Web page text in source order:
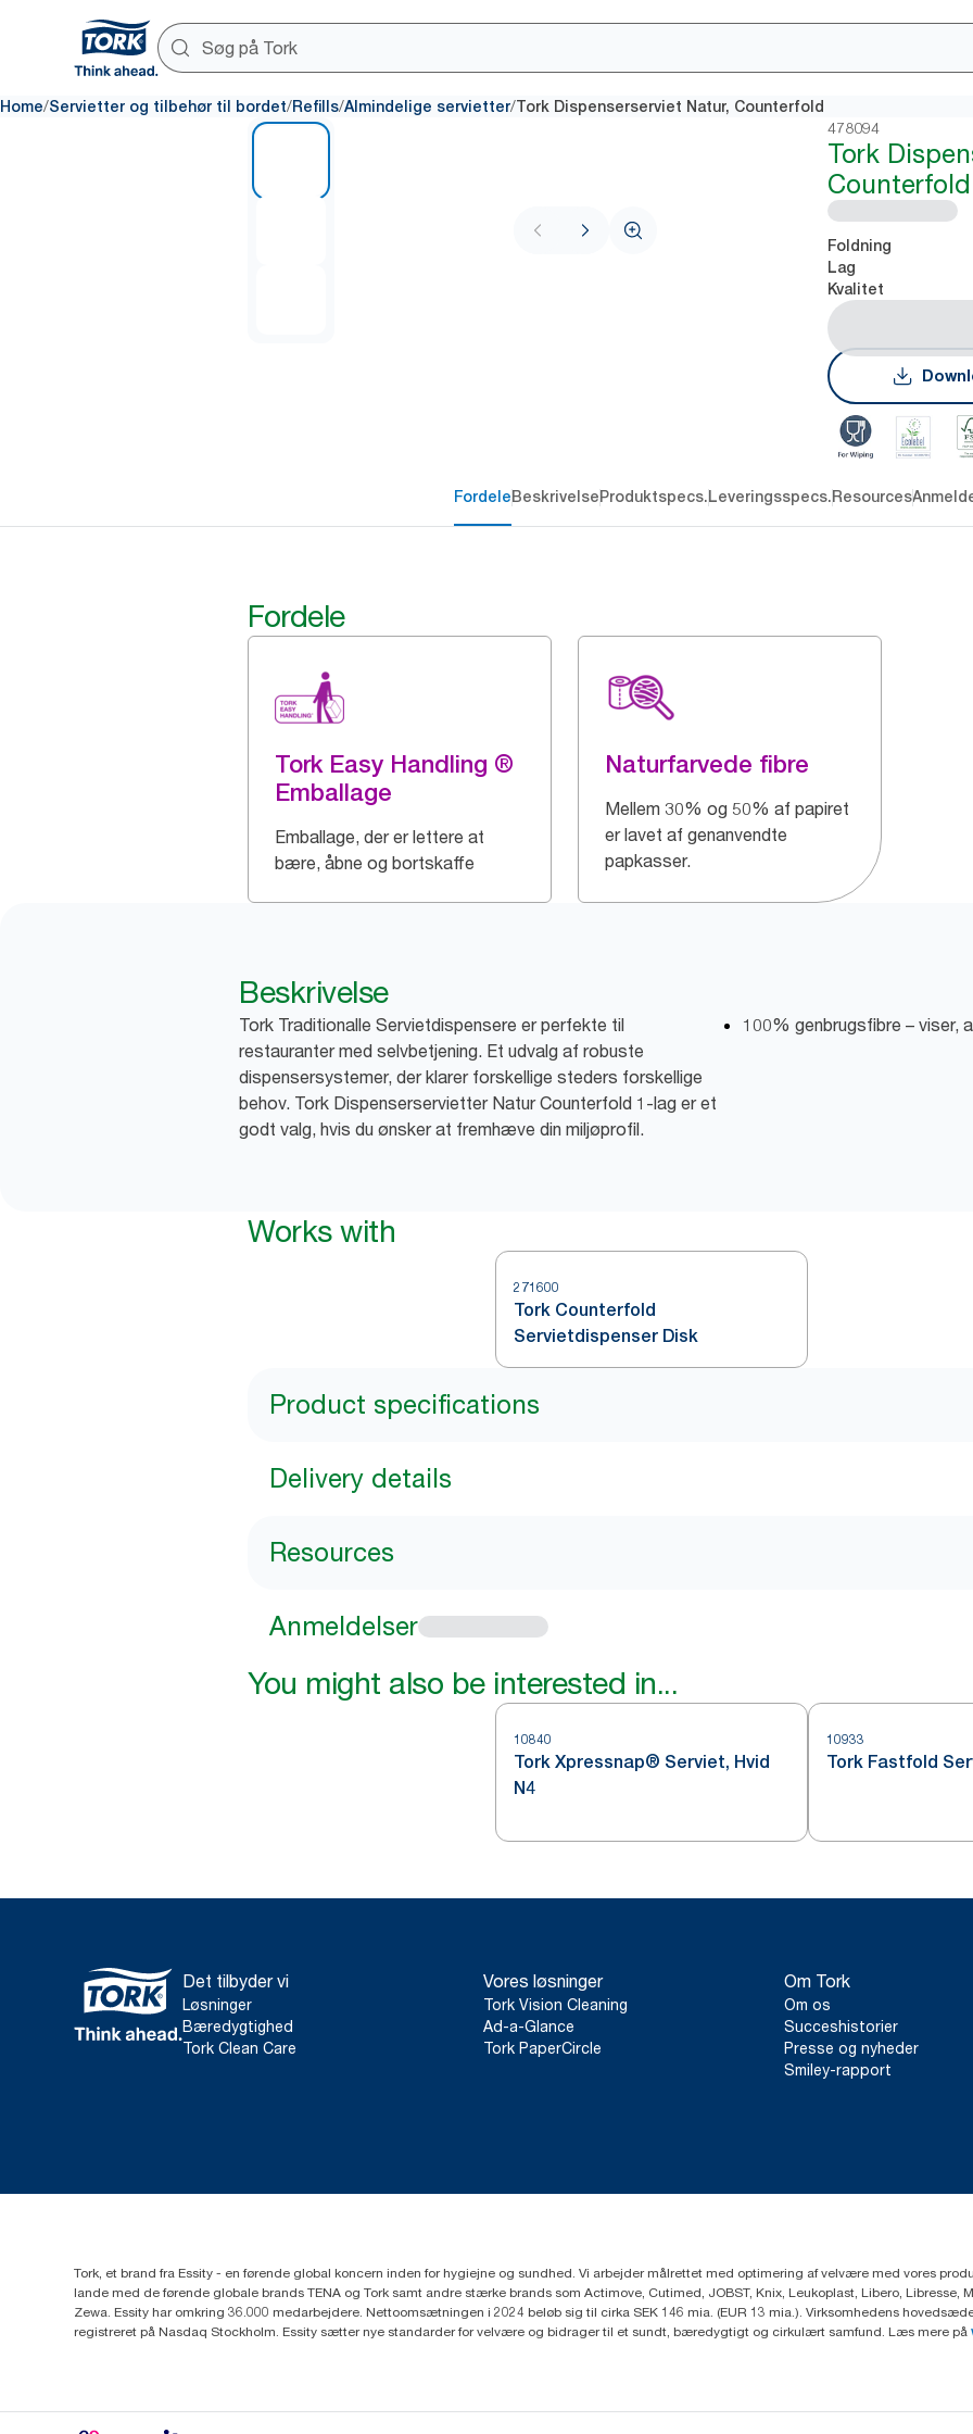
Home/Servietter og tilbehør til bordet/Refills/Almindelige servietter/Tork Dispenserserviet Natur, Counterfold
478094
Tork
Counterfold
Foldning
Lag
Kvalitet
FordeleBeskrivelseProduktspecs.Leveringsspecs.Resources
Fordele
Tork Easy Handling ®
Emballage
Emballage, der er lettere at
bære, åbne og bortskaffe
Naturfarvede fibre
Mellem 30% og 50% af papiret
er lavet af genanvendte
papkasser.
Beskrivelse
Tork Traditionalle Servietdispensere er perfekte til
restauranter med selvbetjening. Et udvalg af robuste
dispensersystemer, der klarer forskellige steders forskellige
behov. Tork Dispenserservietter Natur Counterfold 1-lag er et
godt valg, hvis du ønsker at fremhæve din miljøprofil.
100% genbrugsfibre – viser,
Works with
271600
Tork Counterfold
Servietdispenser Disk
Product specifications
Delivery details
Resources
Anmeldelser
You might also be interested in...
10840
Tork Xpressnap® Serviet, Hvid
N4
10933
Tork Fastfold
Det tilbyder vi
Løsninger
Bæredygtighed
Tork Clean Care
Vores løsninger
Tork Vision Cleaning
Ad-a-Glance
Tork PaperCircle
Om Tork
Om os
Succeshistorier
Presse og nyheder
Smiley-rapport
Tork, et brand fra Essity - en førende global koncern inden for hygiejne og sundhed. Vi arbejder målrettet med optimering af velvære med vores
lande med de førende globale brands TENA og Tork samt andre stærke brands som Actimove, Cutimed, JOBST, Knix, Leukoplast, Libero, Libresse,
Zewa. Essity har omkring 36.000 medarbejdere. Nettoomsætningen i 2024 beløb sig til cirka SEK 146 mia. (EUR 13 mia.). Virksomhedens
registreret på Nasdaq Stockholm. Essity sætter nye standarder for velvære og bidrager til et sundt, bæredygtigt og cirkulært samfund. Læs mere på